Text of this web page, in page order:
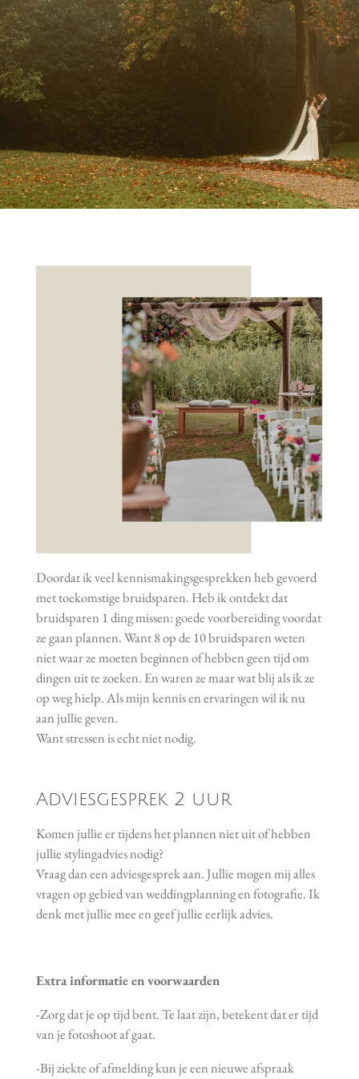
Doordat ik veel kennismakingsgesprekken heb gevoerd
met toekomstige bruidsparen. Heb ik ontdekt dat
bruidsparen 1 ding missen: goede voorbereiding voordat
ze gaan plannen. Want 8 op de 10 bruidsparen weten
niet waar ze moeten beginnen of hebben geen tijd om
dingen uit te zoeken. En waren ze maar wat blij als ik ze
op weg hielp. Als mijn kennis en ervaringen wil ik nu
aan jullie geven.
Want stressen is echt niet nodig.
Adviesgesprek 2 uur
Komen jullie er tijdens het plannen niet uit of hebben
jullie stylingadvies nodig?
Vraag dan een adviesgesprek aan. Jullie mogen mij alles
vragen op gebied van weddingplanning en fotografie. Ik
denk met jullie mee en geef jullie eerlijk advies.
Extra informatie en voorwaarden
-Zorg dat je op tijd bent. Te laat zijn, betekent dat er tijd
van je fotoshoot af gaat.
-Bij ziekte of afmelding kun je een nieuwe afspraak